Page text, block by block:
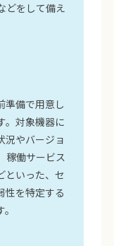
どをして備え
準備で用意し
。対象機器に
況やバージョ
稼働サービス
といった、セ
性を特定する